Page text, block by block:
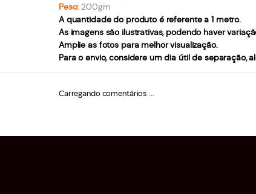
Peso: 200gm
A quantidade do produto é referente a 1 metro.
As imagens são ilustrativas, podendo haver
Amplie as fotos para melhor visualização.
Para o envio, considere um dia útil de separação,
Carregando comentários ...